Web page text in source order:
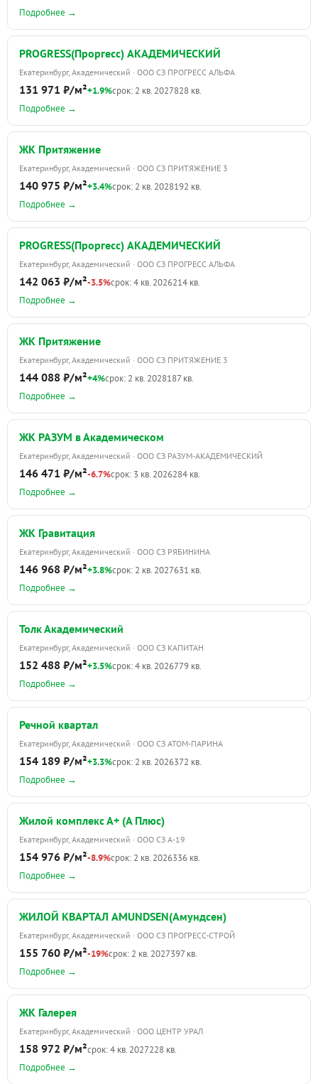
Подробнее →
PROGRESS(Проргесс) АКАДЕМИЧЕСКИЙ
Екатеринбург, Академический · ООО СЗ ПРОГРЕСС АЛЬФА
131 971 ₽/м²+1.9%срок: 2 кв. 2027828 кв.
Подробнее →
ЖК Притяжение
Екатеринбург, Академический · ООО СЗ ПРИТЯЖЕНИЕ 3
140 975 ₽/м²+3.4%срок: 2 кв. 2028192 кв.
Подробнее →
PROGRESS(Проргесс) АКАДЕМИЧЕСКИЙ
Екатеринбург, Академический · ООО СЗ ПРОГРЕСС АЛЬФА
142 063 ₽/м²-3.5%срок: 4 кв. 2026214 кв.
Подробнее →
ЖК Притяжение
Екатеринбург, Академический · ООО СЗ ПРИТЯЖЕНИЕ 3
144 088 ₽/м²+4%срок: 2 кв. 2028187 кв.
Подробнее →
ЖК РАЗУМ в Академическом
Екатеринбург, Академический · ООО СЗ РАЗУМ-АКАДЕМИЧЕСКИЙ
146 471 ₽/м²-6.7%срок: 3 кв. 2026284 кв.
Подробнее →
ЖК Гравитация
Екатеринбург, Академический · ООО СЗ РЯБИНИНА
146 968 ₽/м²+3.8%срок: 2 кв. 2027631 кв.
Подробнее →
Толк Академический
Екатеринбург, Академический · ООО СЗ КАПИТАН
152 488 ₽/м²+3.5%срок: 4 кв. 2026779 кв.
Подробнее →
Речной квартал
Екатеринбург, Академический · ООО СЗ АТОМ-ПАРИНА
154 189 ₽/м²+3.3%срок: 2 кв. 2026372 кв.
Подробнее →
Жилой комплекс А+ (А Плюс)
Екатеринбург, Академический · ООО СЗ А-19
154 976 ₽/м²-8.9%срок: 2 кв. 2026336 кв.
Подробнее →
ЖИЛОЙ КВАРТАЛ AMUNDSEN(Амундсен)
Екатеринбург, Академический · ООО СЗ ПРОГРЕСС-СТРОЙ
155 760 ₽/м²-19%срок: 2 кв. 2027397 кв.
Подробнее →
ЖК Галерея
Екатеринбург, Академический · ООО ЦЕНТР УРАЛ
158 972 ₽/м²срок: 4 кв. 2027228 кв.
Подробнее →